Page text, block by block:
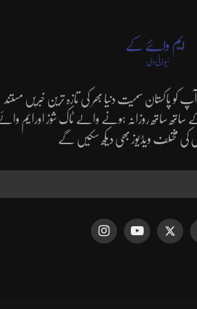
پاکستان سمیت دنیا بھر کی تازہ ترین خبریں مستند
ساتھ روزانہ ہونے والے ٹاک شوز اورایم
کی مختلف ویڈیوز بھی دیکھ سکیں گے